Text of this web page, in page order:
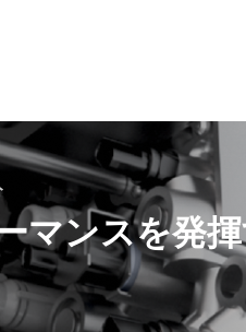
マンスを発